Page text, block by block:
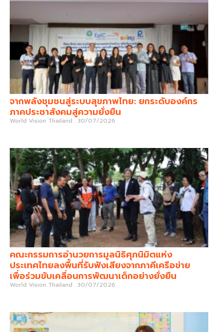
จากพลังชุมชนสู่ระบบสุขภาพไทย: ยกระดับองค์กร
ภาคประชาสังคมสู่ความยั่งยืน
World Vision Thailand 30/07/2026
คณะกรรมการอำนวยการมูลนิธิศุภนิมิตแห่ง
ประเทศไทยลงพื้นที่รับฟังเสียงจากภาคีเครือข่าย
เพื่อร่วมขับเคลื่อนการพัฒนาเด็กอย่างยั่งยืน
World Vision Thailand 30/07/2026